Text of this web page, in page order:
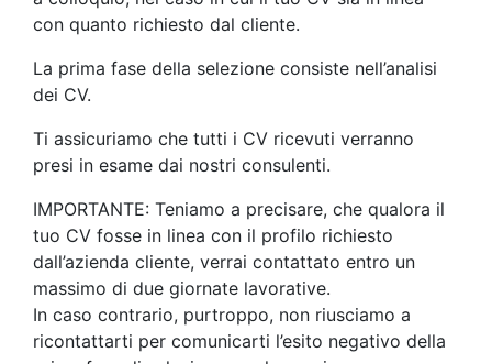
con quanto richiesto dal cliente.
La prima fase della selezione consiste nell’analisi
dei CV.
Ti assicuriamo che tutti i CV ricevuti verranno
presi in esame dai nostri consulenti.
IMPORTANTE: Teniamo a precisare, che qualora il
tuo CV fosse in linea con il profilo richiesto
dall’azienda cliente, verrai contattato entro un
massimo di due giornate lavorative.
In caso contrario, purtroppo, non riusciamo a
ricontattarti per comunicarti l’esito negativo della